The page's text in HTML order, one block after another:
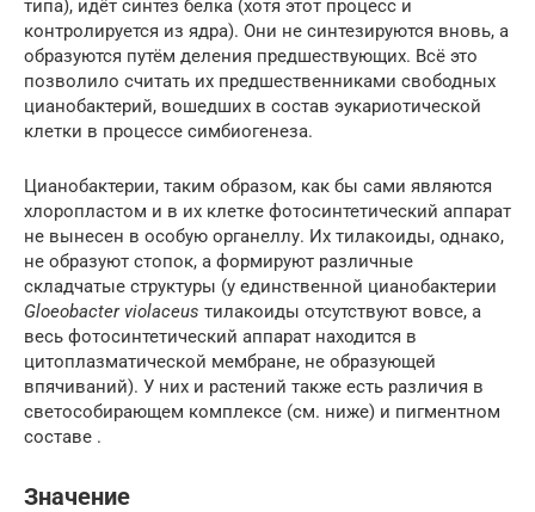
типа), идёт синтез белка (хотя этот процесс и
контролируется из ядра). Они не синтезируются вновь, а
образуются путём деления предшествующих. Всё это
позволило считать их предшественниками свободных
цианобактерий, вошедших в состав эукариотической
клетки в процессе симбиогенеза.
Цианобактерии, таким образом, как бы сами являются
хлоропластом и в их клетке фотосинтетический аппарат
не вынесен в особую органеллу. Их тилакоиды, однако,
не образуют стопок, а формируют различные
складчатые структуры (у единственной цианобактерии
Gloeobacter violaceus тилакоиды отсутствуют вовсе, а
весь фотосинтетический аппарат находится в
цитоплазматической мембране, не образующей
впячиваний). У них и растений также есть различия в
светособирающем комплексе (см. ниже) и пигментном
составе .
Значение